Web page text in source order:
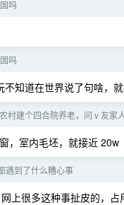
吗
吗
知道在世界说了句啥，
村建个四合院养老，问 v 友家
，室内毛坯，就接近 20w
遇到了什么糟心事
上很多这种事扯皮的，